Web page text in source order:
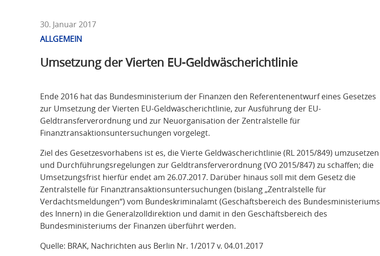
H
30. Januar 2017
ALLGEMEIN
Umsetzung der Vierten EU-Geldwäscherichtlinie
Ende 2016 hat das Bundesministerium der Finanzen den Referentenentwurf eines Gesetzes
zur Umsetzung der Vierten EU-Geldwäscherichtlinie, zur Ausführung der EU-
Geldtransferverordnung und zur Neuorganisation der Zentralstelle für
Finanztransaktionsuntersuchungen vorgelegt.
Ziel des Gesetzesvorhabens ist es, die Vierte Geldwäscherichtlinie (RL 2015/849) umzusetzen
und Durchführungsregelungen zur Geldtransferverordnung (VO 2015/847) zu schaffen; die
Umsetzungsfrist hierfür endet am 26.07.2017. Darüber hinaus soll mit dem Gesetz die
Zentralstelle für Finanztransaktionsuntersuchungen (bislang „Zentralstelle für
Verdachtsmeldungen“) vom Bundeskriminalamt (Geschäftsbereich des Bundesministeriums
des Innern) in die Generalzolldirektion und damit in den Geschäftsbereich des
Bundesministeriums der Finanzen überführt werden.
Quelle: BRAK, Nachrichten aus Berlin Nr. 1/2017 v. 04.01.2017